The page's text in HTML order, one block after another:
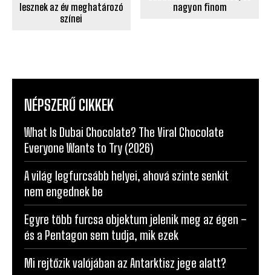
Férfi divat 2025: Ezek
Labdabukta – Mutatós, és
NÉPSZERŰ CIKKEK
What Is Dubai Chocolate? The Viral Chocolate
Everyone Wants to Try (2026)
A világ legfurcsább helyei, ahová szinte senkit
nem engednek be
Egyre több furcsa objektum jelenik meg az égen –
és a Pentagon sem tudja, mik ezek